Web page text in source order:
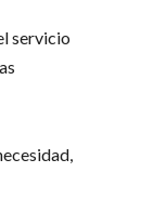
servicio